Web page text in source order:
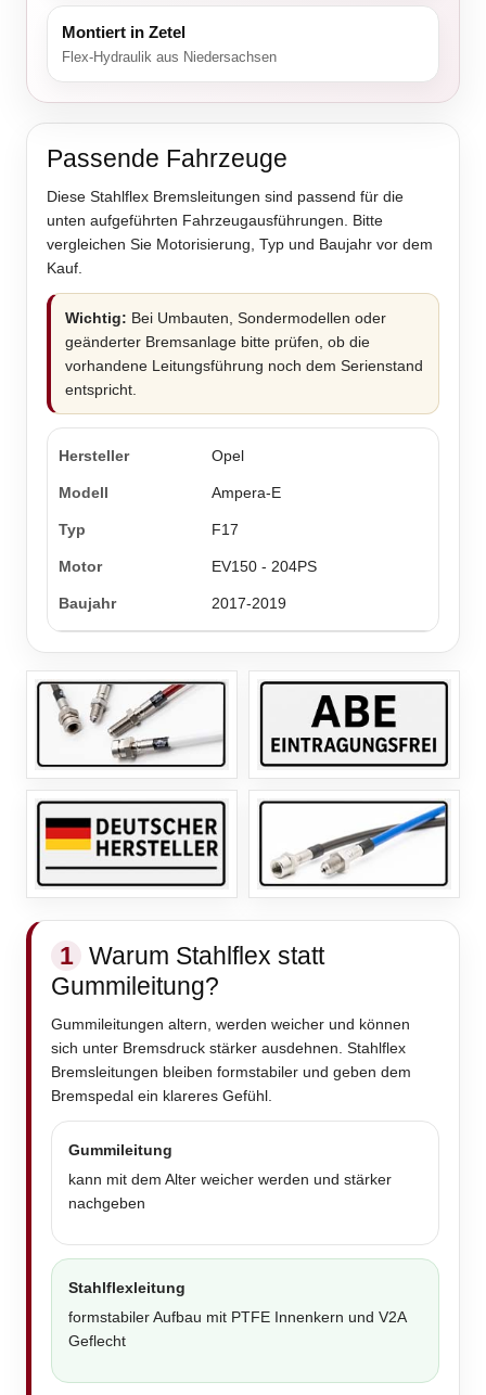
Montiert in Zetel
Flex-Hydraulik aus Niedersachsen
Passende Fahrzeuge
Diese Stahlflex Bremsleitungen sind passend für die
unten aufgeführten Fahrzeugausführungen. Bitte
vergleichen Sie Motorisierung, Typ und Baujahr vor dem
Kauf.
Wichtig: Bei Umbauten, Sondermodellen oder
geänderter Bremsanlage bitte prüfen, ob die
vorhandene Leitungsführung noch dem Serienstand
entspricht.
Opel
Ampera-E
F17
EV150 - 204PS
2017-2019
1 Warum Stahlflex statt
Gummileitung?
Gummileitungen altern, werden weicher und können
sich unter Bremsdruck stärker ausdehnen. Stahlflex
Bremsleitungen bleiben formstabiler und geben dem
Bremspedal ein klareres Gefühl.
Gummileitung
kann mit dem Alter weicher werden und stärker
nachgeben
Stahlflexleitung
formstabiler Aufbau mit PTFE Innenkern und V2A
Geflecht